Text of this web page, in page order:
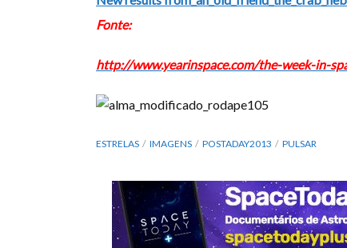
Fonte:
http://www.yearinspace.com/the-week-in-
ESTRELAS IMAGENS POSTADAY2013 PULSAR